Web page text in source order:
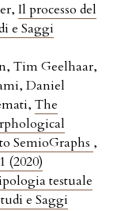
Il processo del
e Saggi
Tim Geelhaar,
Daniel
The
SemioGraphs ,
(2020)
testuale
e Saggi